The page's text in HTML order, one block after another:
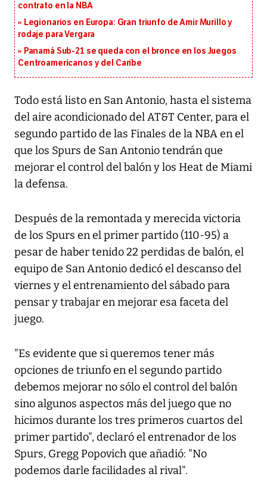
contrato en la NBA
Legionarios en Europa: Gran triunfo de Amir Murillo y
rodaje para Vergara
Panamá Sub-21 se queda con el bronce en los Juegos
Centroamericanos y del Caribe
Todo está listo en San Antonio, hasta el sistema
del aire acondicionado del AT&T Center, para el
segundo partido de las Finales de la NBA en el
que los Spurs de San Antonio tendrán que
mejorar el control del balón y los Heat de Miami
la defensa.
Después de la remontada y merecida victoria
de los Spurs en el primer partido (110-95) a
pesar de haber tenido 22 perdidas de balón, el
equipo de San Antonio dedicó el descanso del
viernes y el entrenamiento del sábado para
pensar y trabajar en mejorar esa faceta del
juego.
"Es evidente que si queremos tener más
opciones de triunfo en el segundo partido
debemos mejorar no sólo el control del balón
sino algunos aspectos más del juego que no
hicimos durante los tres primeros cuartos del
primer partido", declaró el entrenador de los
Spurs, Gregg Popovich que añadió: "No
podemos darle facilidades al rival".